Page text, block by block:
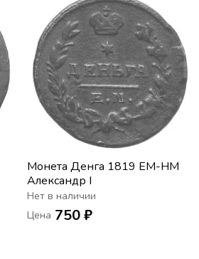
Монета Денга 1819 ЕМ-НМ
Александр I
Нет в наличии
Цена 750 ₽